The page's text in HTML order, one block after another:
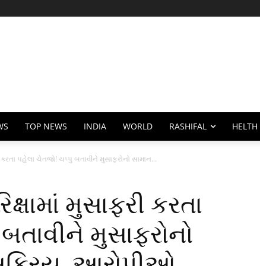
TOP NEWS INDIA WORLD RASHIFAL HELTH
કરતા પહેલા ચેતજો! ચપ્પુ બતાવીને મુસાફરોનો સામાન...
મુસાફરી કરતા
મુસાફરોનો